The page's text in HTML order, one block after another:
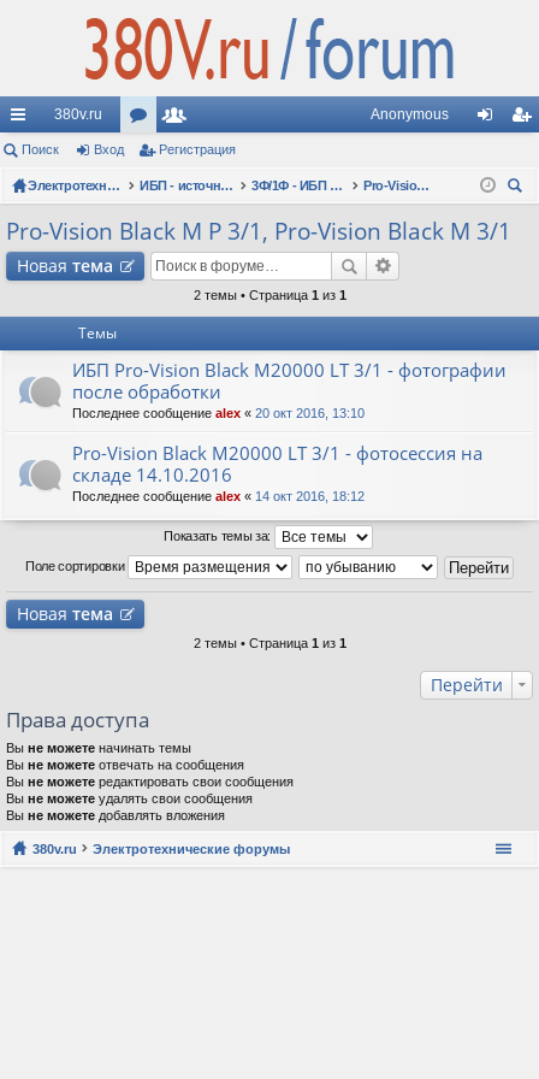
с
ы
лк
380v.ru
ор
ум
ы
ол
ьз
ов
ат
Anonymous
д ис
Поиск Вход Регистрация
Электротехнические форумы ИБП - источники бесперебойного питания 3Ф/1Ф - ИБП N-POWER: трехфазно-однофазные 10-30 кВА - вопросы по моделям
Pro-Vision Black M P 3/1, Pro-Vision Black M 3/1
Pro-Vision Black M P 3/1, Pro-Vision Black M 3/1
Новая тема
2 темы • Страница 1 из 1
Темы
ИБП Pro-Vision Black M20000 LT 3/1 - фотографии
после обработки
Последнее сообщение alex « 20 окт 2016, 13:10
Pro-Vision Black M20000 LT 3/1 - фотосессия на
складе 14.10.2016
Последнее сообщение alex « 14 окт 2016, 18:12
Показать темы за:
Поле сортировки
Новая тема
2 темы • Страница 1 из 1
Перейти
Права доступа
Вы не можете начинать темы
Вы не можете отвечать на сообщения
Вы не можете редактировать свои сообщения
Вы не можете удалять свои сообщения
Вы не можете добавлять вложения
380v.ru Электротехнические форумы